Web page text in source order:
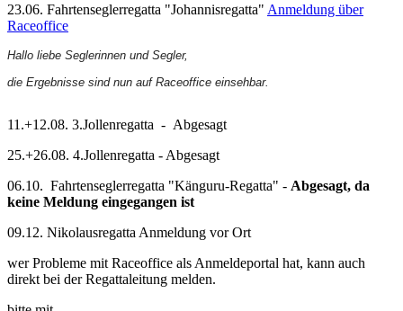
23.06. Fahrtenseglerregatta "Johannisregatta" Anmeldung über
Raceoffice
Hallo liebe Seglerinnen und Segler,
die Ergebnisse sind nun auf Raceoffice einsehbar.
11.+12.08. 3.Jollenregatta - Abgesagt
25.+26.08. 4.Jollenregatta - Abgesagt
06.10. Fahrtenseglerregatta "Känguru-Regatta" - Abgesagt, da
keine Meldung eingegangen ist
09.12. Nikolausregatta Anmeldung vor Ort
wer Probleme mit Raceoffice als Anmeldeportal hat, kann auch
direkt bei der Regattaleitung melden.